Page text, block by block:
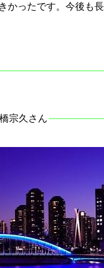
かったです。今後も
宗久さん